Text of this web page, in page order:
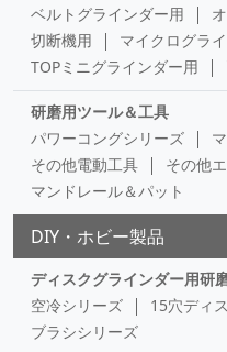
ベルトグラインダー用
切断機用
マイクログラ
TOPミニグラインダー用
研磨用ツール＆工具
パワーコングシリーズ
その他電動工具
その他
マンドレール＆パット
DIY・ホビー製品
ディスクグラインダー用研
空冷シリーズ
15穴ディ
ブラシシリーズ